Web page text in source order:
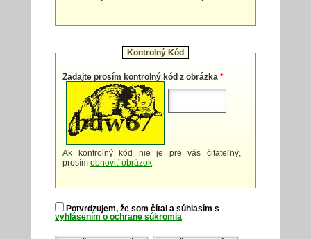
Kontrolný Kód
Zadajte prosím kontrolný kód z obrázka *
Ak kontrolný kód nie je pre vás čitateľný,
prosím obnoviť obrázok.
Potvrdzujem, že som čítal a súhlasím s
vyhlásením o ochrane súkromia